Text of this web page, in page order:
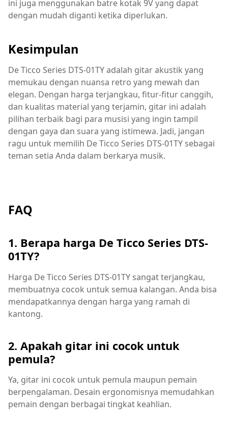
ini juga menggunakan batre kotak 9V yang dapat
dengan mudah diganti ketika diperlukan.
Kesimpulan
De Ticco Series DTS-01TY adalah gitar akustik yang
memukau dengan nuansa retro yang mewah dan
elegan. Dengan harga terjangkau, fitur-fitur canggih,
dan kualitas material yang terjamin, gitar ini adalah
pilihan terbaik bagi para musisi yang ingin tampil
dengan gaya dan suara yang istimewa. Jadi, jangan
ragu untuk memilih De Ticco Series DTS-01TY sebagai
teman setia Anda dalam berkarya musik.
FAQ
1. Berapa harga De Ticco Series DTS-
01TY?
Harga De Ticco Series DTS-01TY sangat terjangkau,
membuatnya cocok untuk semua kalangan. Anda bisa
mendapatkannya dengan harga yang ramah di
kantong.
2. Apakah gitar ini cocok untuk
pemula?
Ya, gitar ini cocok untuk pemula maupun pemain
berpengalaman. Desain ergonomisnya memudahkan
pemain dengan berbagai tingkat keahlian.